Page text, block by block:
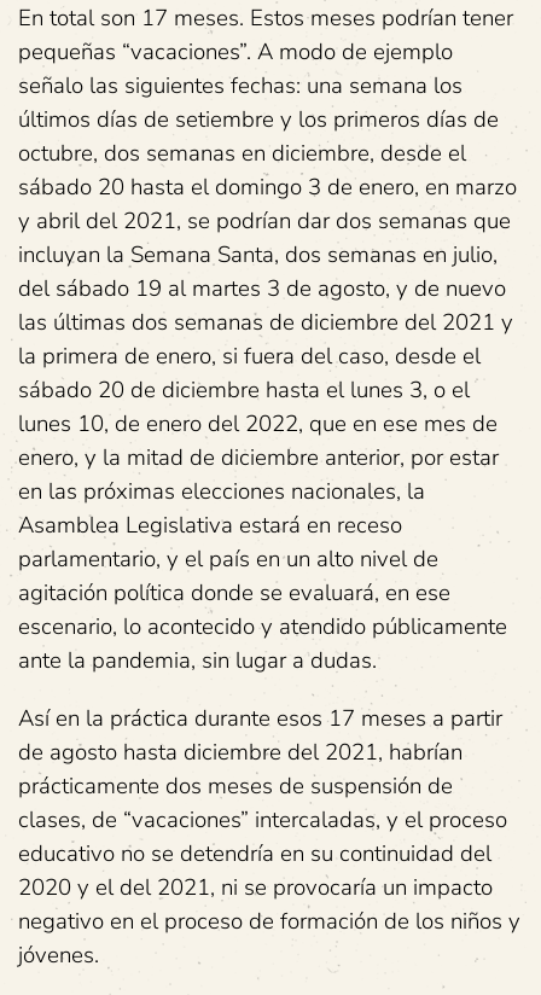
En total son 17 meses. Estos meses podrían tener
pequeñas “vacaciones”. A modo de ejemplo
señalo las siguientes fechas: una semana los
últimos días de setiembre y los primeros días de
octubre, dos semanas en diciembre, desde el
sábado 20 hasta el domingo 3 de enero, en marzo
y abril del 2021, se podrían dar dos semanas que
incluyan la Semana Santa, dos semanas en julio,
del sábado 19 al martes 3 de agosto, y de nuevo
las últimas dos semanas de diciembre del 2021 y
la primera de enero, si fuera del caso, desde el
sábado 20 de diciembre hasta el lunes 3, o el
lunes 10, de enero del 2022, que en ese mes de
enero, y la mitad de diciembre anterior, por estar
en las próximas elecciones nacionales, la
Asamblea Legislativa estará en receso
parlamentario, y el país en un alto nivel de
agitación política donde se evaluará, en ese
escenario, lo acontecido y atendido públicamente
ante la pandemia, sin lugar a dudas.
Así en la práctica durante esos 17 meses a partir
de agosto hasta diciembre del 2021, habrían
prácticamente dos meses de suspensión de
clases, de “vacaciones” intercaladas, y el proceso
educativo no se detendría en su continuidad del
2020 y el del 2021, ni se provocaría un impacto
negativo en el proceso de formación de los niños y
jóvenes.